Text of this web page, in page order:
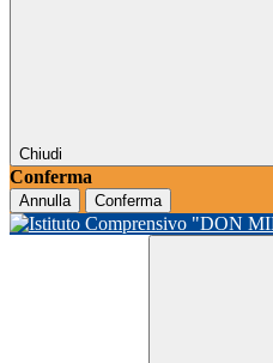
Chiudi
Conferma
Annulla Conferma